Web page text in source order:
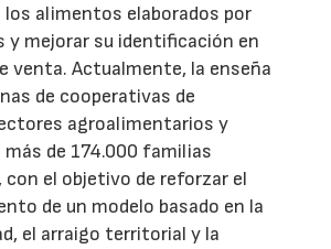
los alimentos elaborados por
y mejorar su identificación en
venta. Actualmente, la enseña
de cooperativas de
agroalimentarios y
más de 174.000 familias
con el objetivo de reforzar el
de un modelo basado en la
el arraigo territorial y la